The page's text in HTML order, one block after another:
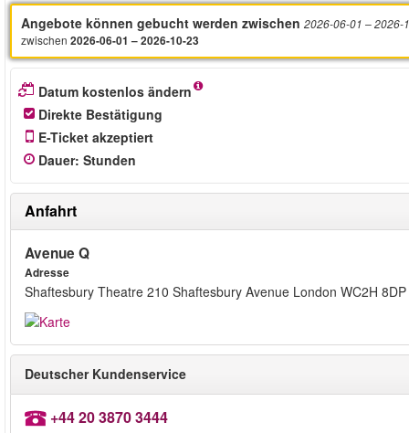
Angebote können gebucht werden zwischen 2026-06-01 – 2026-
zwischen 2026-06-01 – 2026-10-23
Datum kostenlos ändern
Direkte Bestätigung
E-Ticket akzeptiert
Dauer: Stunden
Anfahrt
Avenue Q
Adresse
Shaftesbury Theatre 210 Shaftesbury Avenue London WC2H 8DP
Deutscher Kundenservice
+44 20 3870 3444